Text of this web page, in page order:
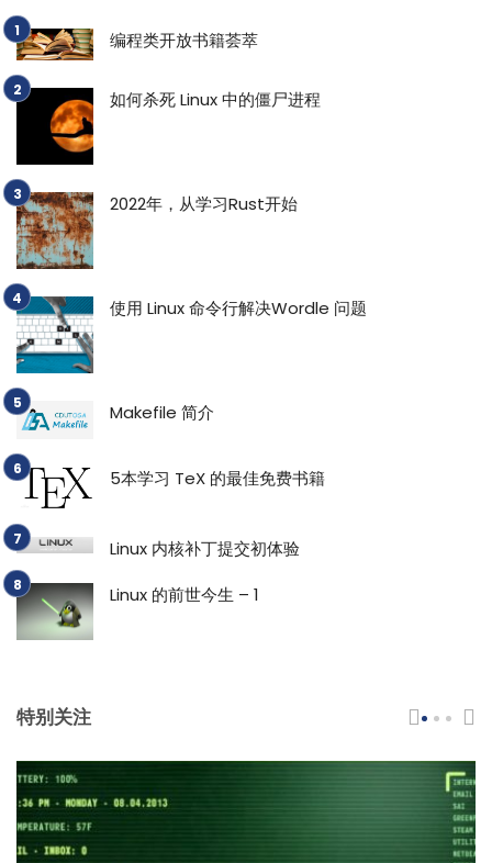
编程类开放书籍荟萃
如何杀死 Linux 中的僵尸进程
2022年，从学习Rust开始
使用 Linux 命令行解决Wordle 问题
Makefile 简介
5本学习 TeX 的最佳免费书籍
Linux 内核补丁提交初体验
Linux 的前世今生 – 1
特别关注